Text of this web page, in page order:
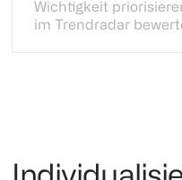
Wichtigkeit
im Trendradar